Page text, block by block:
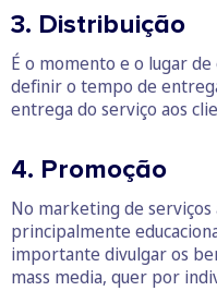
3. Distribuição
É o momento e o lugar
definir o tempo de
entrega do serviço aos
4. Promoção
No marketing de serviços
principalmente
importante divulgar os
mass media, quer por